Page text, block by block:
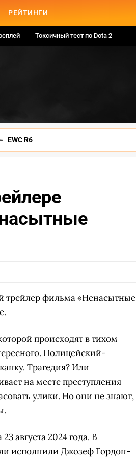
РЕЙТИНГИ
Токсичный тест по Dota 2
EWC R6
трейлер фильма «Ненасытные
происходят в тихом
Полицейский-
Трагедия? Или
на месте преступления
улики. Но они не знают,
августа 2024 года. В
исполнили Джозеф Гордон-